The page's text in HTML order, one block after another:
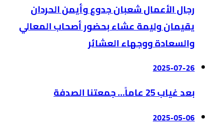
رجال الأعمال شعبان جدوع وأيمن الحردان
يقيمان وليمة عشاء بحضور أصحاب المعالي
والسعادة ووجهاء العشائر
2025-07-26
بعد غياب 25 عاماً… جمعتنا الصدفة
2025-05-06